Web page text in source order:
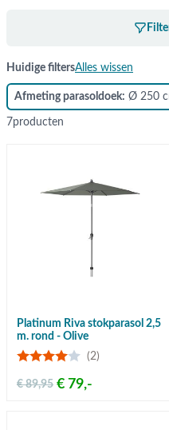
Huidige filtersAlles wissen
Afmeting parasoldoek Ø 250
7producten
Platinum Riva stokparasol 2,5
m. rond - Olive
(2)
€ 79,-
€ 89,95